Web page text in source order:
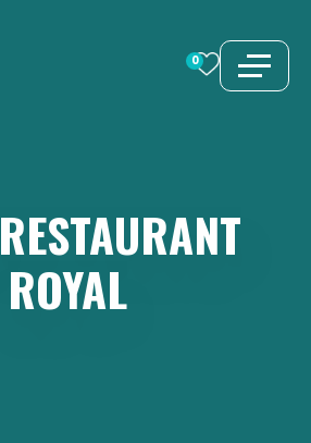
0
RESTAURANT
ROYAL